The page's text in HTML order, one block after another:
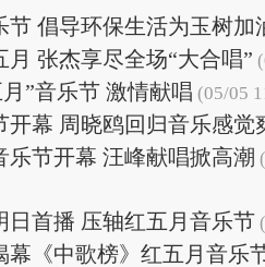
节 倡导环保生活为玉树加
张杰享尽全场“大合唱”
”音乐节 激情献唱 (05/05
开幕 周晓鸥回归音乐感觉
乐节开幕 汪峰献唱掀高潮
日首播 压轴红五月音乐节
幕《中歌榜》红五月音乐